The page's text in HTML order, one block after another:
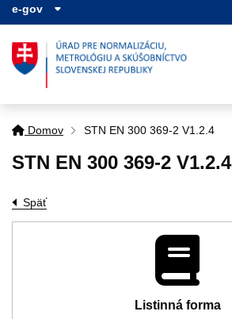
e-gov
Domov STN EN 300 369-2 V1.2.4
STN EN 300 369-2 V1.2.4
Späť
Listinná forma